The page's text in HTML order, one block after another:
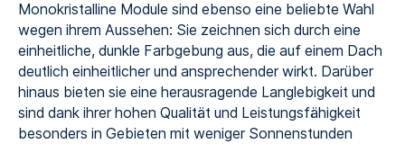
Monokristalline Module sind ebenso eine beliebte Wahl
wegen ihrem Aussehen: Sie zeichnen sich durch eine
einheitliche, dunkle Farbgebung aus, die auf einem Dach
deutlich einheitlicher und ansprechender wirkt. Darüber
hinaus bieten sie eine herausragende Langlebigkeit und
sind dank ihrer hohen Qualität und Leistungsfähigkeit
besonders in Gebieten mit weniger Sonnenstunden